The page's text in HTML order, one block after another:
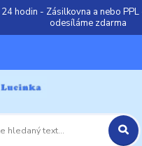
hodin - Zásilkovna a nebo
odesíláme zdarma